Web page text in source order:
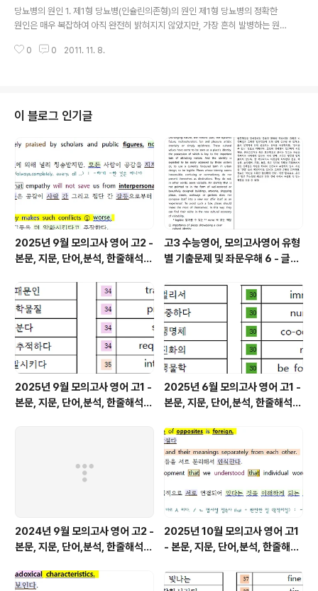
인슐린 비의존형 당뇨병환자들의 체형적 특성을 살펴보면 신체질량지수 25k
g/m2이상 과체중을 보이는 당뇨병환자가 전체 당뇨병환자의 70.5%를 차지
당뇨병의 원인 1. 제1형 당뇨병(인슐린의존형)의 원인 제1형 당뇨병의 정확한
원인은 매우 복잡하여 아직 완전히 밝혀지지 않았지만, 가장 흔히 발병하는 원
다. 대개 유전적인 감수성을 가지고 있는 사람에서 환경적 요인이 유발요인으로
우에서 환경적 요소가 작용하여 T세포 매개 자가 면역 파괴 과정의 조절인자가
인슐린 염을 일으키고, 베타세포 손상과 베타세포의 소실이 초래된다. 베타세포
의 기능이 떨어지면서 포도..
0 0 2011. 11. 8.
이 블로그 인기글
2025년 9월 모의고사 영어 고2 -
본문, 지문, 단어,분석, 한줄해석,
고3 수능영어, 모의고사영어 유형
별 기출문제 및 좌문우해 6 - 글의
2025년 9월 모의고사 영어 고1 -
본문, 지문, 단어,분석, 한줄해석,
2025년 6월 모의고사 영어 고1 -
본문, 지문, 단어,분석, 한줄해석,
2024년 9월 모의고사 영어 고2 -
본문, 지문, 단어,분석, 한줄해석,
2025년 10월 모의고사 영어 고1
- 본문, 지문, 단어,분석, 한줄해석,